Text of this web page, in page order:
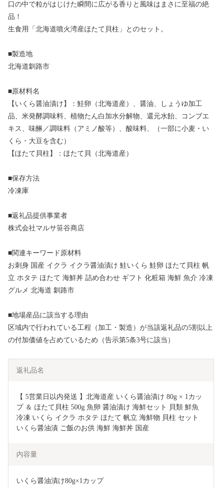
口の中で粒がはじけた瞬間に広がる香りと風味はまさに至福の絶
品！
生食用「北海道噴火湾産ほたて貝柱」とのセット。
■製造地
北海道釧路市
■原材料名
【いくら醤油漬け】：鮭卵（北海道産）、醤油、しょうゆ加工
品、米発酵調味料、植物たん白加水分解物、還元水飴、コンブエ
キス、味醂／調味料（アミノ酸等）、酸味料、（一部に小麦・い
くら・大豆を含む）
【ほたて貝柱】：ほたて貝（北海道産）
■保存方法
冷凍庫
■返礼品提供事業者
株式会社マルサ笹谷商店
■関連キーワード原材料
お刺身 国産 イクラ イクラ醤油漬け 鮭いくら 鮭卵 ほたて貝柱 帆
立 ホタテ ほたて 海鮮丼 詰め合わせ ギフト 化粧箱 海鮮 魚介 冷凍
グルメ 北海道 釧路市
■地場産品に該当する理由
区域内で行われている工程（加工・製造）が当該返礼品の5割以上
の付加価値を占めているため（告示第5条3号に該当）
返礼品名
【 5営業日以内発送 】北海道産 いくら醤油漬け 80g × 1カッ
プ ＆ ほたて貝柱 500g 魚卵 醤油漬け 海鮮セット 貝類 鮮魚
冷凍 いくら イクラ ホタテ ほたて 帆立 海鮮物 貝柱 セット
いくら醤油漬 ご飯のお供 海鮮 海鮮丼 国産
内容量
いくら醤油漬け80g×1カップ